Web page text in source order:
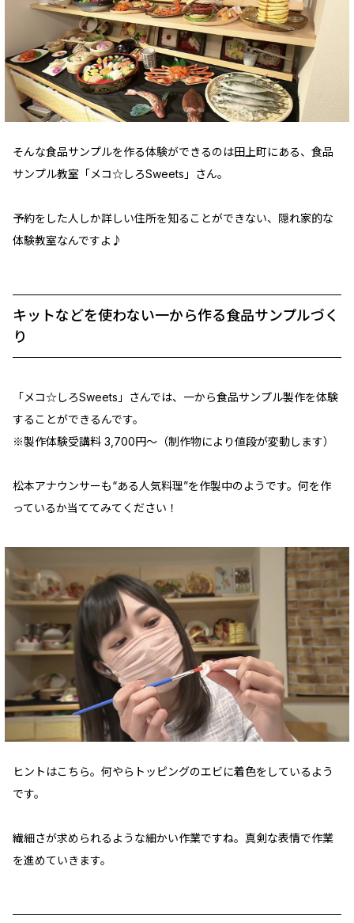
そんな食品サンプルを作る体験ができるのは田上町にある、食品
サンプル教室「メコ☆しろSweets」さん。
予約をした人しか詳しい住所を知ることができない、隠れ家的な
体験教室なんですよ♪
キットなどを使わない一から作る食品サンプルづく
り
「メコ☆しろSweets」さんでは、一から食品サンプル製作を体験
することができるんです。
※製作体験受講料 3,700円～（制作物により値段が変動します）
松本アナウンサーも“ある人気料理”を作製中のようです。何を作
っているか当ててみてください！
ヒントはこちら。何やらトッピングのエビに着色をしているよう
です。
繊細さが求められるような細かい作業ですね。真剣な表情で作業
を進めていきます。